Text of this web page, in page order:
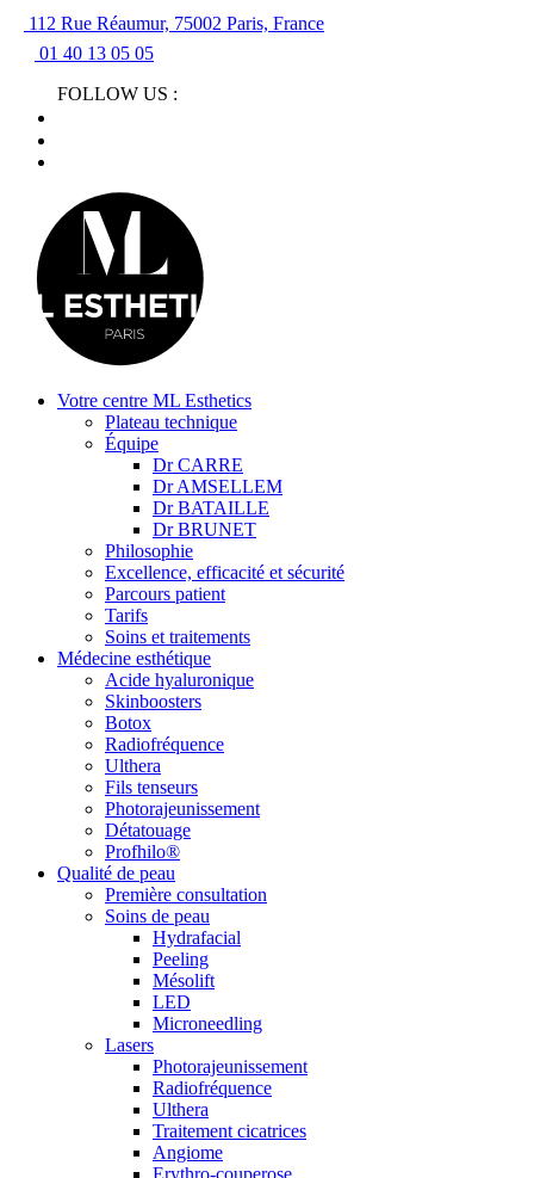
112 Rue Réaumur, 75002 Paris, France
01 40 13 05 05
FOLLOW US :
Votre centre ML Esthetics
Plateau technique
Équipe
Dr CARRE
Dr AMSELLEM
Dr BATAILLE
Dr BRUNET
Philosophie
Excellence, efficacité et sécurité
Parcours patient
Tarifs
Soins et traitements
Médecine esthétique
Acide hyaluronique
Skinboosters
Botox
Radiofréquence
Ulthera
Fils tenseurs
Photorajeunissement
Détatouage
Profhilo®
Qualité de peau
Première consultation
Soins de peau
Hydrafacial
Peeling
Mésolift
LED
Microneedling
Lasers
Photorajeunissement
Radiofréquence
Ulthera
Traitement cicatrices
Angiome
Erythro-couperose